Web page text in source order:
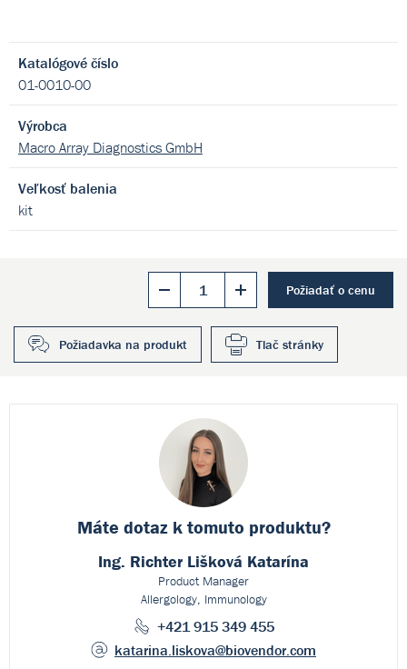
Katalógové číslo
01-0010-00
Výrobca
Macro Array Diagnostics GmbH
Veľkosť balenia
kit
Požiadať o cenu
Požiadavka na produkt Tlač stránky
Máte dotaz k tomuto produktu?
Ing. Richter Lišková Katarína
Product Manager
Allergology, Immunology
+421 915 349 455
katarina.liskova@biovendor.com